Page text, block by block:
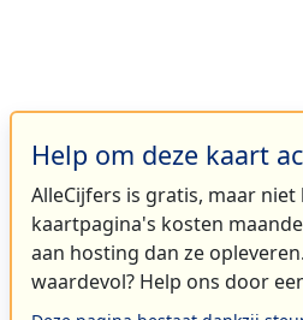
Help om deze kaart
AlleCijfers is gratis, maar
kaartpagina's kosten
aan hosting dan ze
waardevol? Help ons door